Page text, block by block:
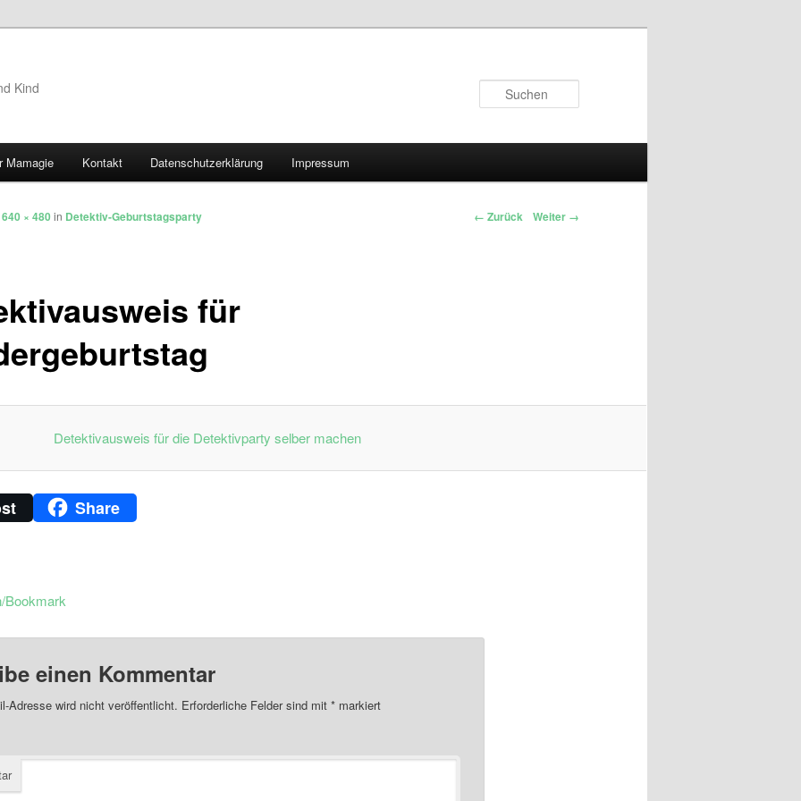
Kind
Mamagie Kontakt Datenschutzerklärung Impressum
← Zurück Weiter →
für
640 × 480in Detektiv-Geburtstagsparty
Share
Bookmark
einen Kommentar
Adresse wird nicht veröffentlicht. Erforderliche Felder sind mit *markiert